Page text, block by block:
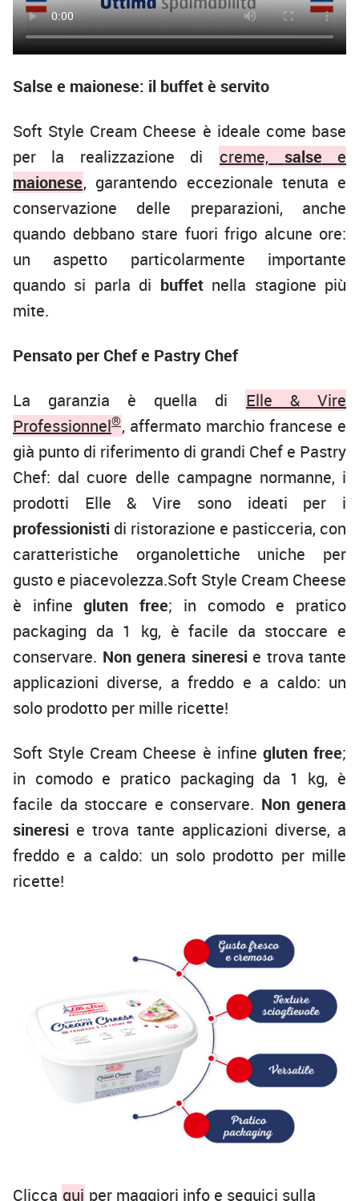
Salse e maionese: il buffet è servito
Soft Style Cream Cheese è ideale come base
per la realizzazione di creme, salse e
maionese, garantendo eccezionale tenuta e
conservazione delle preparazioni, anche
quando debbano stare fuori frigo alcune ore:
un aspetto particolarmente importante
quando si parla di buffetnella stagione più
mite.
Pensato per Chef e Pastry Chef
La garanzia è quella di Elle & Vire
Professionnel®, affermato marchio francese e
già punto di riferimento di grandi Chef e Pastry
Chef: dal cuore delle campagne normanne, i
prodotti Elle & Vire sono ideati per i
professionisti di ristorazione e pasticceria, con
caratteristiche organolettiche uniche per
gusto e piacevolezza.Soft Style Cream Cheese
è infinegluten free; in comodo e pratico
packaging da 1 kg, è facile da stoccare e
conservare. Non genera sineresi e trova tante
applicazioni diverse, a freddo e a caldo: un
solo prodotto per mille ricette!
Soft Style Cream Cheese è infine gluten free;
in comodo e pratico packaging da 1 kg, è
facile da stoccare e conservare. Non genera
sineresi e trova tante applicazioni diverse, a
freddo e a caldo: un solo prodotto per mille
ricette!
Clicca qui per maggiori info e seguici sulla